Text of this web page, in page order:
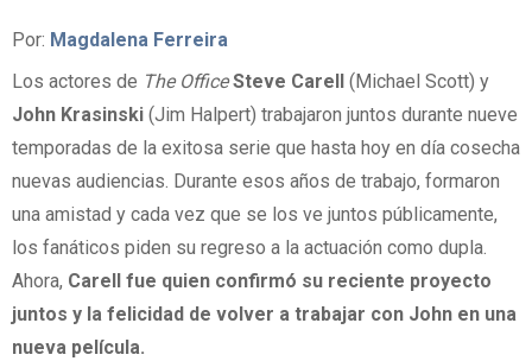
Por: Magdalena Ferreira
Los actores de The Office Steve Carell
(Michael Scott) y
John Krasinski (Jim Halpert) trabajaron juntos durante nueve
temporadas de la exitosa serie que hasta hoy en día cosecha
nuevas audiencias. Durante esos años de trabajo, formaron
una amistad y cada vez que se los ve juntos públicamente,
los fanáticos piden su regreso a la actuación como dupla.
Ahora, Carell fue quien confirmó su reciente proyecto
juntos y la felicidad de volver a trabajar con John en una
nueva película.